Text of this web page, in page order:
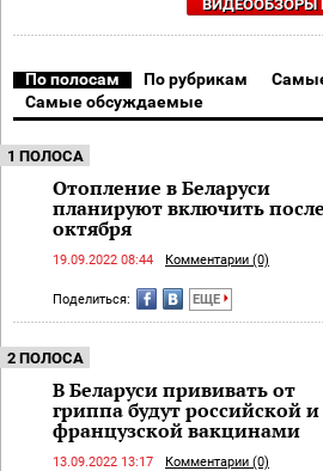
ВИДЕООБЗОРЫ
По полосам По рубрикам
Самые обсуждаемые
1 ПОЛОСА
Отопление в Беларуси
планируют включить
октября
19.09.2022 08:44 Комментарии (0)
Поделиться: ЕЩЕ
2 ПОЛОСА
В Беларуси прививать от
гриппа будут российской и
французской вакцинами
13.09.2022 13:17 Комментарии (0)